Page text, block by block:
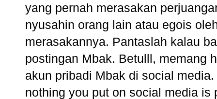
yang pernah merasakan
nyusahin orang lain atau egois
merasakannya. Pantaslah kalau
postingan Mbak. Betulll, memang
akun pribadi Mbak di social
nothing you put on social media